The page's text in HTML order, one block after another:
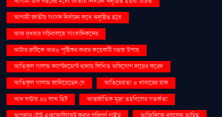
আগামী জাতীয় সংসদ নির্বাচন কবে অনুষ্ঠিত হবে
আজ বুধবার সচিবালয়ে সাংবাদিকদের
আটার রুটিকে আরও পুষ্টিকর করার কয়েকটি সহজ উপায়
আতিকুল সালাম ক্যান্টনমেন্ট থানায় লিখিত অভিযোগ দায়ের করেন
আতিকুল সালাম জানিয়েছেন যে
আতিথেয়তা ও খাবারের স্বাদ
আধ ঘণ্টায় ২০ লাখ হিট
আন্তর্জাতিক মুদ্রা তহবিলের সতর্কতা